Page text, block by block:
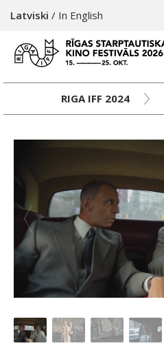
Latviski / In English
RIGA IFF 2024